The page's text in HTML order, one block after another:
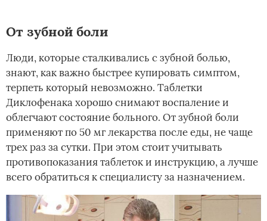
От зубной боли
Люди, которые сталкивались с зубной болью,
знают, как важно быстрее купировать симптом,
терпеть который невозможно. Таблетки
Диклофенака хорошо снимают воспаление и
облегчают состояние больного. От зубной боли
применяют по 50 мг лекарства после еды, не чаще
трех раз за сутки. При этом стоит учитывать
противопоказания таблеток и инструкцию, а лучше
всего обратиться к специалисту за назначением.